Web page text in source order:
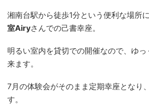
湘南台駅から徒歩1分という便利な場所
室Airyさんでの己書幸座。
明るい室内を貸切での開催なので、ゆ
来ます。
7月の体験会がそのまま定期幸座となり
す。